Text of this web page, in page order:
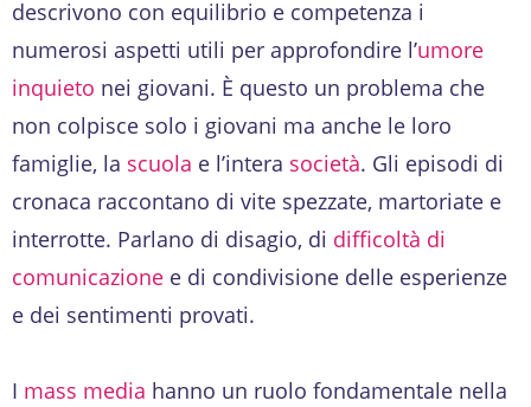
descrivono con equilibrio e competenza i
numerosi aspetti utili per approfondire l’umore
inquieto nei giovani. È questo un problema che
non colpisce solo i giovani ma anche le loro
famiglie, la scuola e l’intera società. Gli episodi di
cronaca raccontano di vite spezzate, martoriate e
interrotte. Parlano di disagio, di difficoltà di
comunicazione e di condivisione delle esperienze
e dei sentimenti provati.
I mass media hanno un ruolo fondamentale nella